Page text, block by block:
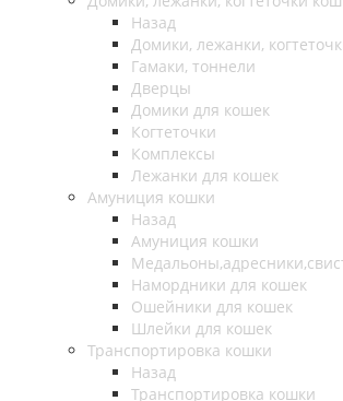
Назад
Домики, лежанки,
Гамаки, тоннели
Дверцы
Домики для кошек
Когтеточки
Комплексы
Лежанки для кошек
Амуниция кошки
Назад
Амуниция кошки
Намордники для кошек
Ошейники для кошек
Шлейки для кошек
Транспортировка кошки
Назад
Транспортировка кошки